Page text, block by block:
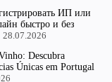
ИП или
быстро и без
28.07.2026
Descubra
Únicas em Portugal